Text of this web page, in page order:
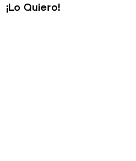
¡Lo Quiero!